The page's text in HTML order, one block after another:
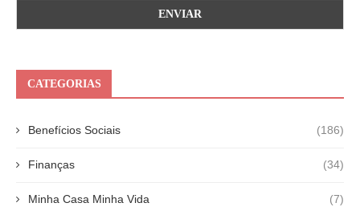
CATEGORIAS
Benefícios Sociais (186)
Finanças (34)
Minha Casa Minha Vida (7)